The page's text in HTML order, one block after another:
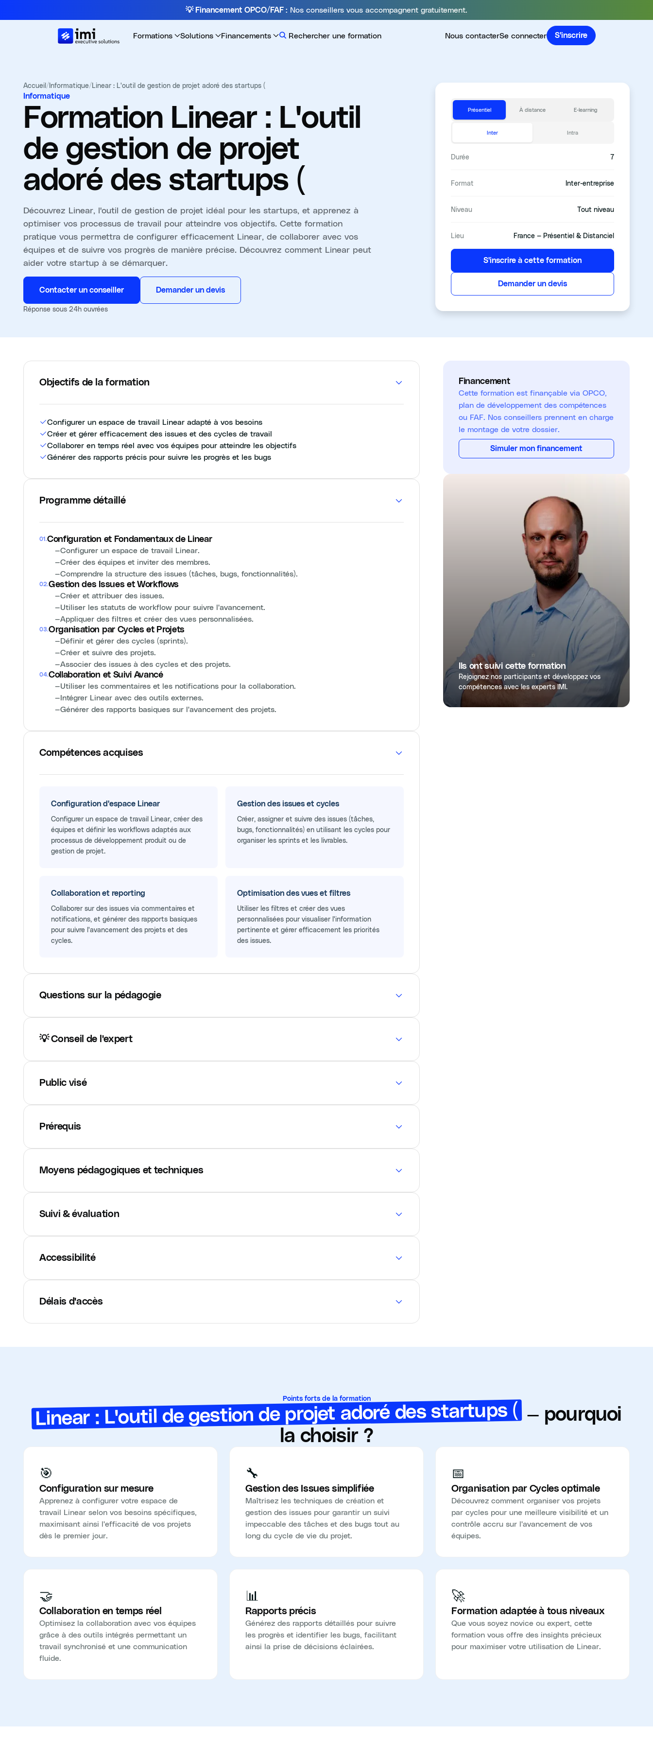
💡 Financement OPCO/FAF : Nos conseillers vous accompagnent gratuitement.
Formations Solutions Financements Rechercher une formation Nous contacterSe connecter S'inscrire
Accueil/Informatique/Linear : L'outil de gestion de projet adoré des startups (
Informatique
Formation Linear : L'outil
de gestion de projet
adoré des startups (
Découvrez Linear, l'outil de gestion de projet idéal pour les startups, et apprenez à
optimiser vos processus de travail pour atteindre vos objectifs. Cette formation
pratique vous permettra de configurer efficacement Linear, de collaborer avec vos
équipes et de suivre vos progrès de manière précise. Découvrez comment Linear peut
aider votre startup à se démarquer.
Contacter un conseiller Demander un devis
Réponse sous 24h ouvrées
Présentiel À distance E-learning
Inter Intra
Durée 7
Format Inter-entreprise
Niveau Tout niveau
Lieu France — Présentiel & Distanciel
S'inscrire à cette formation
Demander un devis
Objectifs de la formation
Configurer un espace de travail Linear adapté à vos besoins
Créer et gérer efficacement des issues et des cycles de travail
Collaborer en temps réel avec vos équipes pour atteindre les objectifs
Générer des rapports précis pour suivre les progrès et les bugs
Programme détaillé
01 .Configuration et Fondamentaux de Linear
—Configurer un espace de travail Linear.
—Créer des équipes et inviter des membres.
—Comprendre la structure des issues (tâches, bugs, fonctionnalités).
02.Gestion des Issues et Workflows
—Créer et attribuer des issues.
—Utiliser les statuts de workflow pour suivre l'avancement.
—Appliquer des filtres et créer des vues personnalisées.
03.Organisation par Cycles et Projets
—Définir et gérer des cycles (sprints).
—Créer et suivre des projets.
—Associer des issues à des cycles et des projets.
04.Collaboration et Suivi Avancé
—Utiliser les commentaires et les notifications pour la collaboration.
—Intégrer Linear avec des outils externes.
—Générer des rapports basiques sur l'avancement des projets.
Compétences acquises
Configuration d'espace Linear
Configurer un espace de travail Linear, créer des
équipes et définir les workflows adaptés aux
processus de développement produit ou de
gestion de projet.
Gestion des issues et cycles
Créer, assigner et suivre des issues (tâches,
bugs, fonctionnalités) en utilisant les cycles pour
organiser les sprints et les livrables.
Collaboration et reporting
Collaborer sur des issues via commentaires et
notifications, et générer des rapports basiques
pour suivre l'avancement des projets et des
cycles.
Optimisation des vues et filtres
Utiliser les filtres et créer des vues
personnalisées pour visualiser l'information
pertinente et gérer efficacement les priorités
des issues.
Questions sur la pédagogie
💡 Conseil de l'expert
Public visé
Prérequis
Moyens pédagogiques et techniques
Suivi & évaluation
Accessibilité
Délais d'accès
Financement
Cette formation est finançable via OPCO,
plan de développement des compétences
ou FAF. Nos conseillers prennent en charge
le montage de votre dossier.
Simuler mon financement
Ils ont suivi cette formation
Rejoignez nos participants et développez vos
compétences avec les experts IMI.
Points forts de la formation
Linear : L'outil de gestion de projet adoré des startups ( — pourquoi
la choisir ?
🎯
Configuration sur mesure
Apprenez à configurer votre espace de
travail Linear selon vos besoins spécifiques,
maximisant ainsi l'efficacité de vos projets
dès le premier jour.
🔧
Gestion des Issues simplifiée
Maîtrisez les techniques de création et
gestion des issues pour garantir un suivi
impeccable des tâches et des bugs tout au
long du cycle de vie du projet.
📅
Organisation par Cycles optimale
Découvrez comment organiser vos projets
par cycles pour une meilleure visibilité et un
contrôle accru sur l'avancement de vos
équipes.
🤝
Collaboration en temps réel
Optimisez la collaboration avec vos équipes
grâce à des outils intégrés permettant un
travail synchronisé et une communication
fluide.
📊
Rapports précis
Générez des rapports détaillés pour suivre
les progrès et identifier les bugs, facilitant
ainsi la prise de décisions éclairées.
🚀
Formation adaptée à tous niveaux
Que vous soyez novice ou expert, cette
formation vous offre des insights précieux
pour maximiser votre utilisation de Linear.